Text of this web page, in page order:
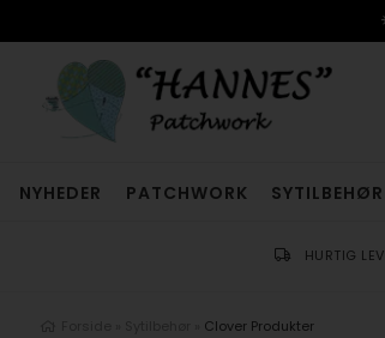
NYHEDER PATCHWORK SYTILBEHØR
HURTIG
Clover Produkter